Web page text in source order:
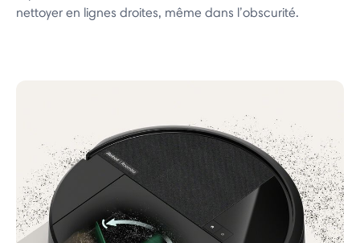
nettoyer en lignes droites, même dans l’obscurité.